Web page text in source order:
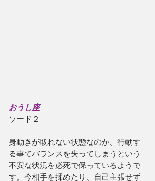
おうし座
ソード２
身動きが取れない状態なのか、行動す
る事でバランスを失ってしまうという
不安な状況を必死で保っているようで
す。今相手を揉めたり、自己主張せず